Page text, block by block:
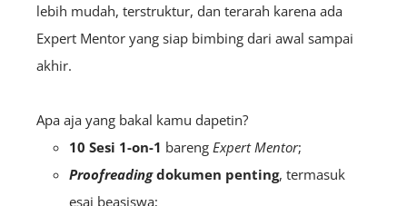
lebih mudah, terstruktur, dan terarah karena ada
Expert Mentor yang siap bimbing dari awal sampai
akhir.
Apa aja yang bakal kamu dapetin?
10 Sesi 1-on-1 bareng Expert Mentor;
Proofreadingdokumen penting, termasuk
esai beasiswa;